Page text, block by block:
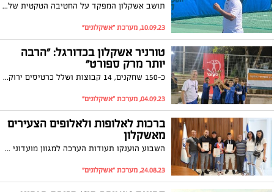
תושב אשקלון המפקד על החטיבה הטקטית של מג"ב, נצ"מ ירון דהן, זכה במקום הראשון בתחרות הטניס של המשטרה
10.09.23, מערכת "אשקלונים"
טורניר אשקלון בכדורגל: "הרבה
יותר מרק ספורט"
כ-150 שחקנים, 14 קבוצות ושלל כרטיסים ירוקים: האירוע החגיגי של ארגון "החלוץ - חינוך דרך ספורט" באשקלון הסתיים עם משחקי גמר מרתקים וניצחונות מרשימים. דקל יצחקי, מנהלת ליגות ופרויקטים בעיריית אשקלון: "הפעילות היא לא רק משחק כדורגל, אלא נתינת כלים לנערים להמשך החיים"
04.09.23, מערכת "אשקלונים"
ברכות לאלופות ולאלופים הצעירים
מאשקלון
השבוע הוענקו תעודות הערכה למגוון מועדוני ספורט באשקלון ביניהם ספורטאי מועדוני הג׳יו ג׳יטסו ברזילאי, לאלופי הסיוף של הפועל עירוני אשקלון ולכדורגלנים של קבוצת הנערים ג' של מכבי אשקלון
24.08.23, מערכת "אשקלונים"